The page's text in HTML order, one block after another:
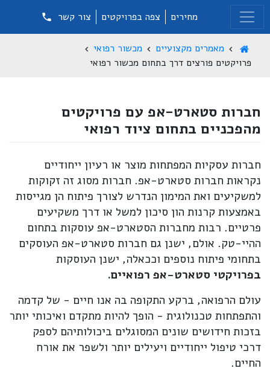
מחירים צפה בפרויקטים צור קשר
מאמרים מקצועיים
מכשור רפואי
פרויקטים פורצים דרך בתחום מכשור רפואי
חברות סטארט-אפ עם פרויקטים
מהפכניים בתחום ציוד רפואי
חברות עסקיות המפתחות מוצר או רעיון ייחודיים
נקראות חברות סטארט-אפ. חברות מסוג זה זקוקות
למשקיעים ואת המימון הנדרש לצורך פיתוח הן מגייסות
באמצעות קרנות הון סיכון למשל או דרך משקיעים
פרטיים. רבות מחברות הסטארט-אפ עוסקות בתחום
ההיי-טק. אולם, ישנן גם חברות סטארט-אפ העוסקים
בתחומי פיתוח נוספים וככאלה, ישנן העוסקות
בפרויקטי סטארט-אפ רפואיים.
עולם הרפואה, ברקע התקופה בה אנו חיים - של קדמה
והתפתחות טכנולוגית - הופך להיות מתקדם ואיכותי יותר
בזכות חידושים שונים המסוגלים ביכולותיהם לספק
דרכי טיפול ייחודיים ויעילים יותר ולשפר את אורח
החיים.